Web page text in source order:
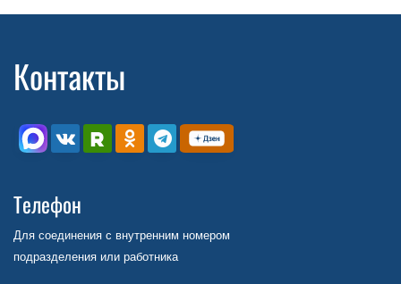
Контакты
Телефон
Для соединения с внутренним номером
подразделения или работника